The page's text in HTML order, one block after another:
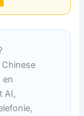
en
AI,